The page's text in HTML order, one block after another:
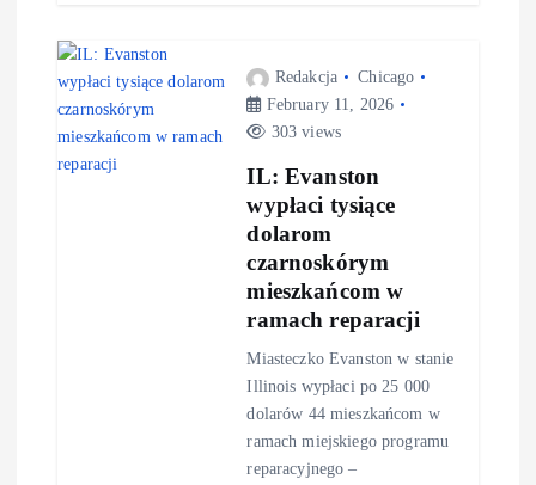
Redakcja
Chicago
February 11, 2026
303 views
IL: Evanston
wypłaci tysiące
dolarom
czarnoskórym
mieszkańcom w
ramach reparacji
Miasteczko Evanston w stanie
Illinois wypłaci po 25 000
dolarów 44 mieszkańcom w
ramach miejskiego programu
reparacyjnego –